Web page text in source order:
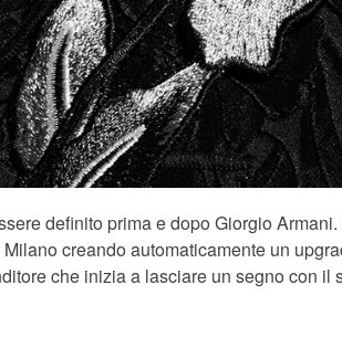
definito prima e dopo Giorgio
creando automaticamente un
che inizia a lasciare un segno con il